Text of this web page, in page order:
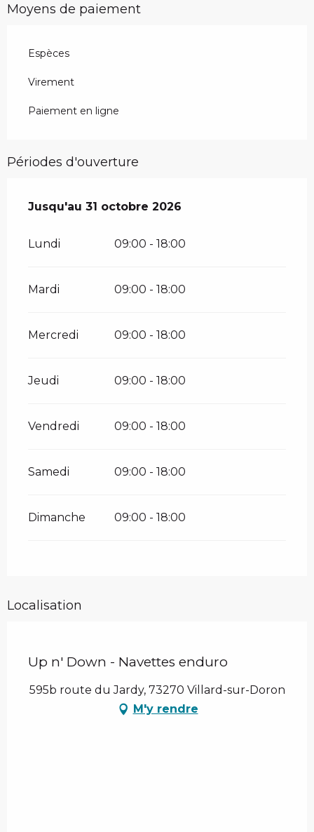
Moyens de paiement
Espèces
Virement
Paiement en ligne
Périodes d'ouverture
Du1 mai 2026au31 octobre 2026
Jusqu'au 31 octobre 2026
Lundi 09:00 - 18:00
Mardi 09:00 - 18:00
Mercredi 09:00 - 18:00
Jeudi 09:00 - 18:00
Vendredi 09:00 - 18:00
Samedi 09:00 - 18:00
Dimanche 09:00 - 18:00
Localisation
Up n' Down - Navettes enduro
595b route du Jardy, 73270 Villard-sur-Doron
M'y rendre